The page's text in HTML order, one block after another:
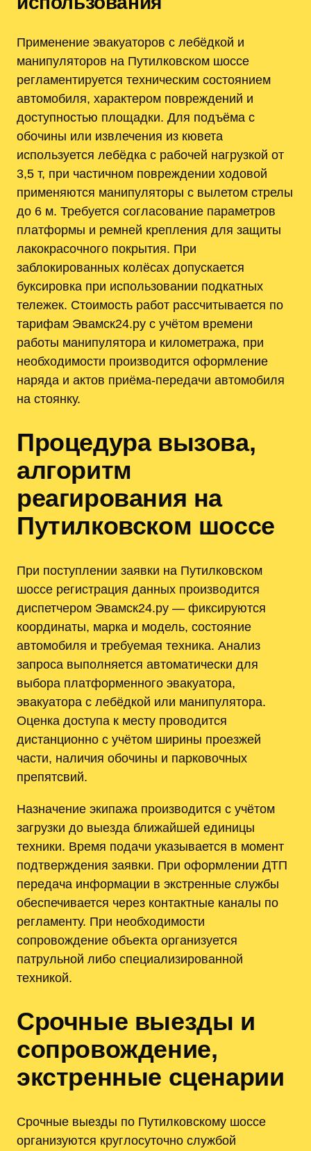
Применение эвакуаторов с лебёдкой и
манипуляторов на Путилковском шоссе
регламентируется техническим состоянием
автомобиля, характером повреждений и
доступностью площадки. Для подъёма с
обочины или извлечения из кювета
используется лебёдка с рабочей нагрузкой от
3,5 т, при частичном повреждении ходовой
применяются манипуляторы с вылетом стрелы
до 6 м. Требуется согласование параметров
платформы и ремней крепления для защиты
лакокрасочного покрытия. При
заблокированных колёсах допускается
буксировка при использовании подкатных
тележек. Стоимость работ рассчитывается по
тарифам Эвамск24.ру с учётом времени
работы манипулятора и километража, при
необходимости производится оформление
наряда и актов приёма-передачи автомобиля
на стоянку.
Процедура вызова,
алгоритм
реагирования на
Путилковском шоссе
При поступлении заявки на Путилковском
шоссе регистрация данных производится
диспетчером Эвамск24.ру — фиксируются
координаты, марка и модель, состояние
автомобиля и требуемая техника. Анализ
запроса выполняется автоматически для
выбора платформенного эвакуатора,
эвакуатора с лебёдкой или манипулятора.
Оценка доступа к месту проводится
дистанционно с учётом ширины проезжей
части, наличия обочины и парковочных
препятсвий.
Назначение экипажа производится с учётом
загрузки до выезда ближайшей единицы
техники. Время подачи указывается в момент
подтверждения заявки. При оформлении ДТП
передача информации в экстренные службы
обеспечивается через контактные каналы по
регламенту. При необходимости
сопровождение объекта организуется
патрульной либо специализированной
техникой.
Срочные выезды и
сопровождение,
экстренные сценарии
Срочные выезды по Путилковскому шоссе
организуются круглосуточно службой